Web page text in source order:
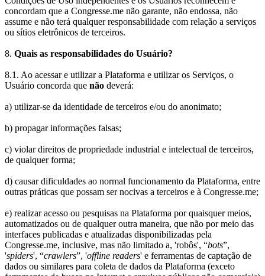
concordam que a Congresse.me não garante, não endossa, não
assume e não terá qualquer responsabilidade com relação a serviços
ou sítios eletrônicos de terceiros.
8. Quais as responsabilidades do Usuário?
8.1. Ao acessar e utilizar a Plataforma e utilizar os Serviços, o
Usuário concorda que não deverá:
a) utilizar-se da identidade de terceiros e/ou do anonimato;
b) propagar informações falsas;
c) violar direitos de propriedade industrial e intelectual de terceiros,
de qualquer forma;
d) causar dificuldades ao normal funcionamento da Plataforma, entre
outras práticas que possam ser nocivas a terceiros e à Congresse.me;
e) realizar acesso ou pesquisas na Plataforma por quaisquer meios,
automatizados ou de qualquer outra maneira, que não por meio das
interfaces publicadas e atualizadas disponibilizadas pela
Congresse.me, inclusive, mas não limitado a, 'robôs', “bots”,
'spiders', “crawlers”, 'offline readers' e ferramentas de captação de
dados ou similares para coleta de dados da Plataforma (exceto